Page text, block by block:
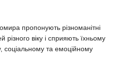
пропонують різноманітні
різного віку і сприяють їхньому
соціальному та емоційному